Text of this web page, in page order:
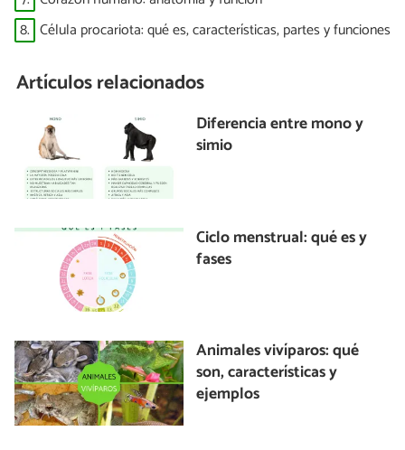
8. Célula procariota: qué es, características, partes y funciones
Artículos relacionados
Diferencia entre mono y
simio
Ciclo menstrual: qué es y
fases
Animales vivíparos: qué
son, características y
ejemplos